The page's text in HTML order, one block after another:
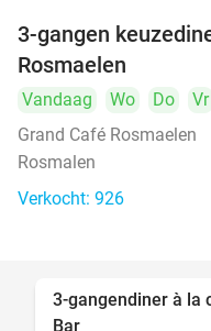
3-gangen
Rosmaelen
Vandaag Wo Do Vr
Grand Café Rosmaelen
Rosmalen
Verkocht: 926
3-gangendiner à la
Bar